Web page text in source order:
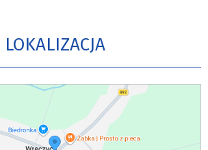
LOKALIZACJA